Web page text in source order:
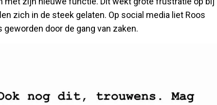
zich in de steek gelaten. Op social media liet Roos
door de gang van zaken.